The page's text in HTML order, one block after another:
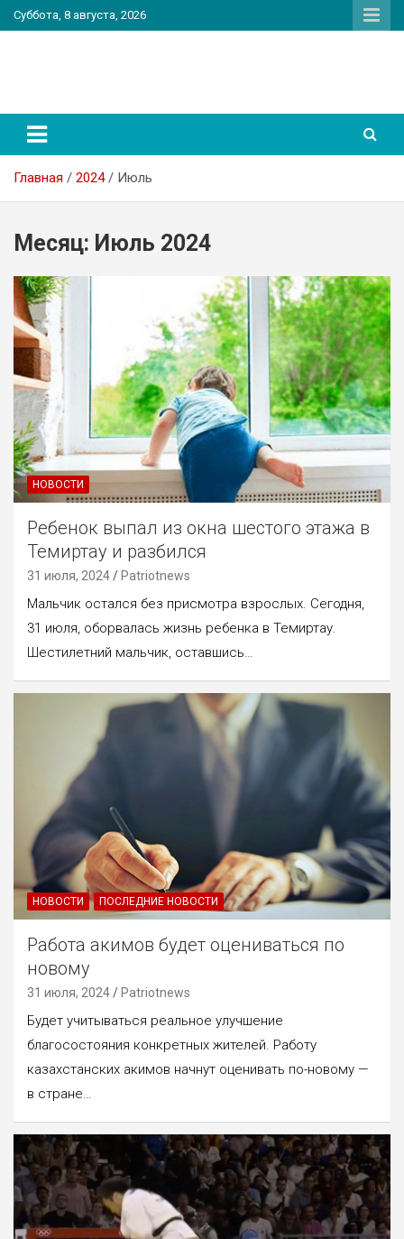
Перейти
к
Суббота, 8 августа, 2026
Главная 2024 Июль
Месяц: Июль 2024
НОВОСТИ
Ребенок выпал из окна шестого этажа в
Темиртау и разбился
31 июля, 2024 Patriotnews
Мальчик остался без присмотра взрослых. Сегодня,
31 июля, оборвалась жизнь ребенка в Темиртау.
Шестилетний мальчик, оставшись…
НОВОСТИ ПОСЛЕДНИЕ НОВОСТИ
Работа акимов будет оцениваться по
новому
31 июля, 2024 Patriotnews
Будет учитываться реальное улучшение
благосостояния конкретных жителей. Работу
казахстанских акимов начнут оценивать по-новому —
в стране…